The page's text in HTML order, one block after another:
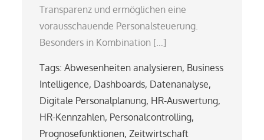
Transparenz und ermöglichen eine
vorausschauende Personalsteuerung.
Besonders in Kombination […]
Tags:Abwesenheiten analysieren, Business
Intelligence, Dashboards, Datenanalyse,
Digitale Personalplanung, HR-Auswertung,
HR-Kennzahlen, Personalcontrolling,
Prognosefunktionen, Zeitwirtschaft